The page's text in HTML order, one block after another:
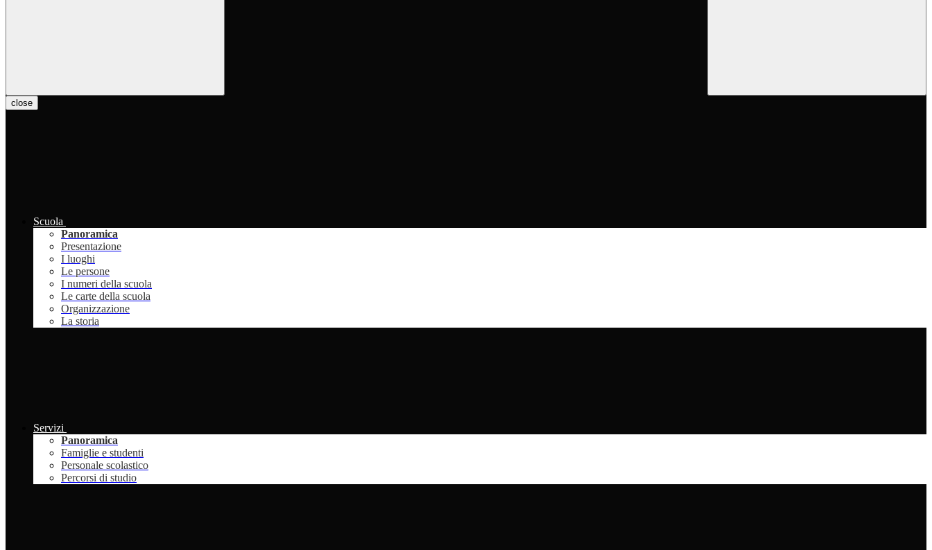
close
Scuola
Panoramica
Presentazione
I luoghi
Le persone
I numeri della scuola
Le carte della scuola
Organizzazione
La storia
Servizi
Panoramica
Famiglie e studenti
Personale scolastico
Percorsi di studio